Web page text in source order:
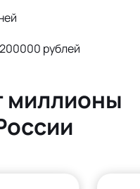
рублей
миллионы